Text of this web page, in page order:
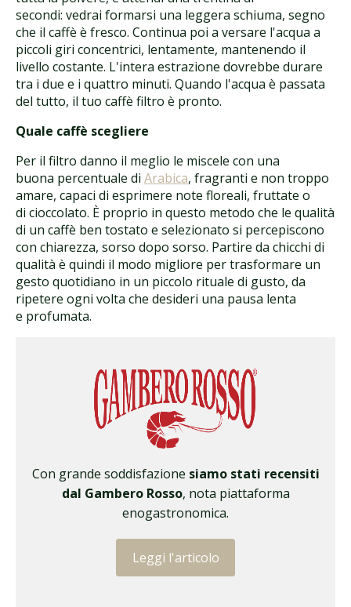
secondi: vedrai formarsi una leggera schiuma, segno
che il caffè è fresco. Continua poi a versare l'acqua a
piccoli giri concentrici, lentamente, mantenendo il
livello costante. L'intera estrazione dovrebbe durare
tra i due e i quattro minuti. Quando l'acqua è passata
del tutto, il tuo caffè filtro è pronto.
Quale caffè scegliere
Per il filtro danno il meglio le miscele con una
buona percentuale di Arabica, fragranti e non troppo
amare, capaci di esprimere note floreali, fruttate o
di cioccolato. È proprio in questo metodo che le qualità
di un caffè ben tostato e selezionato si percepiscono
con chiarezza, sorso dopo sorso. Partire da chicchi di
qualità è quindi il modo migliore per trasformare un
gesto quotidiano in un piccolo rituale di gusto, da
ripetere ogni volta che desideri una pausa lenta
e profumata.
Con grande soddisfazione siamo stati recensiti
dal Gambero Rosso, nota piattaforma
enogastronomica.
Leggi l'articolo